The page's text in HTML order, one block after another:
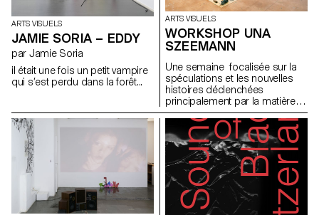
ARTS VISUELS
JAMIE SORIA – EDDY
par Jamie Soria
il était une fois un petit vampire
qui s’est perdu dans la forêt...
ARTS VISUELS
WORKSHOP UNA
SZEEMANN
Une semaine focalisée sur la
spéculations et les nouvelles
histoires déclenchées
principalement par la matière
avec l'artiste Una Szeemann.
Les étudiant.exs ont orienté
leurs réflexions sur le pouvoir
des objets, du point de vue de
l'art, du fétichisme, de l'object
oriented ontology, de la
psychanalyse et de la magie…